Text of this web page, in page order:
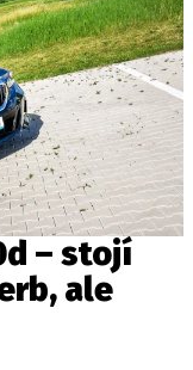
– stojí
ale